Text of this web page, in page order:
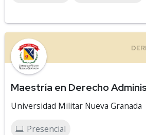
Maestría en Derecho
Universidad Militar Nueva Granada
Presencial